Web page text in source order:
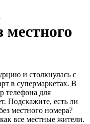
местного
и столкнулась с
в супермаркетах. В
телефона для
Подскажите, есть ли
местного номера?
все местные жители.